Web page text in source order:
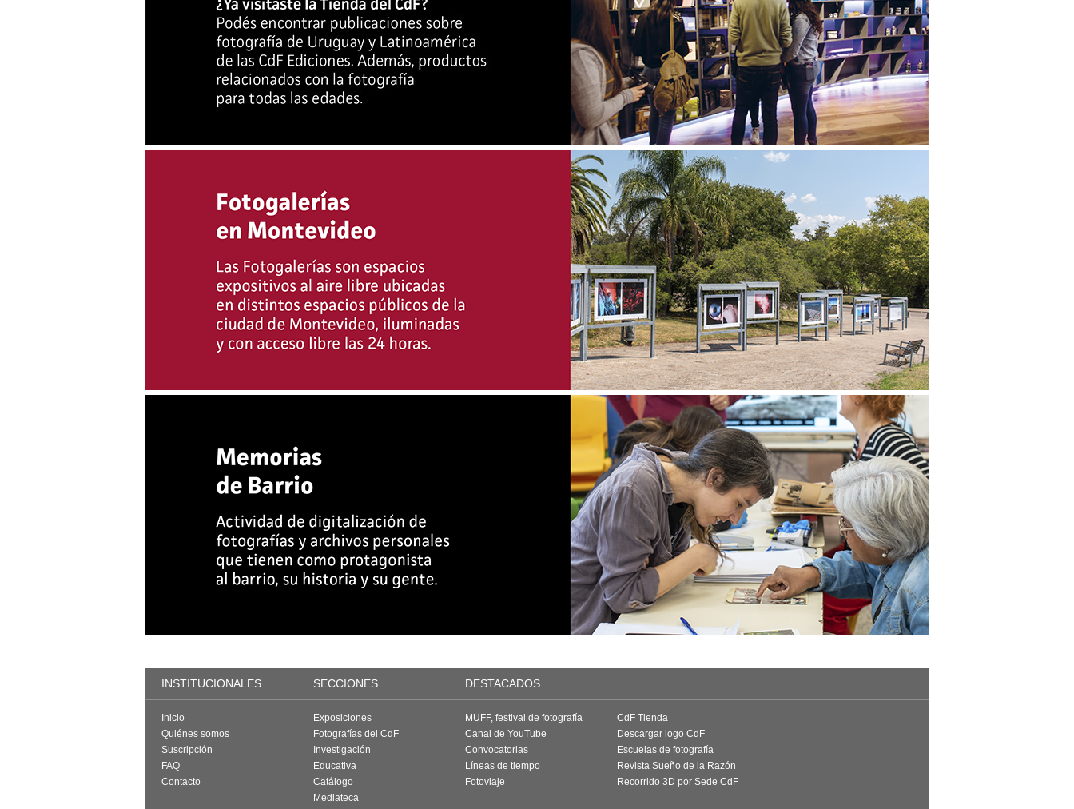
INSTITUCIONALES SECCIONES DESTACADOS
Inicio
Quiénes somos
Suscripción
FAQ
Contacto
Exposiciones
Fotografías del CdF
Investigación
Educativa
Catálogo
Mediateca
MUFF, festival de fotografía
Canal de YouTube
Convocatorias
Líneas de tiempo
Fotoviaje
CdF Tienda
Descargar logo CdF
Escuelas de fotografía
Revista Sueño de la Razón
Recorrido 3D por Sede CdF